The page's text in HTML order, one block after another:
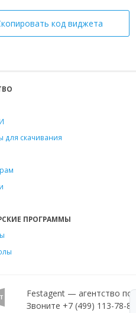
код виджета
для скачивания
ПРОГРАММЫ
Festagent — агентство
Звоните +7 (499) 113-78-